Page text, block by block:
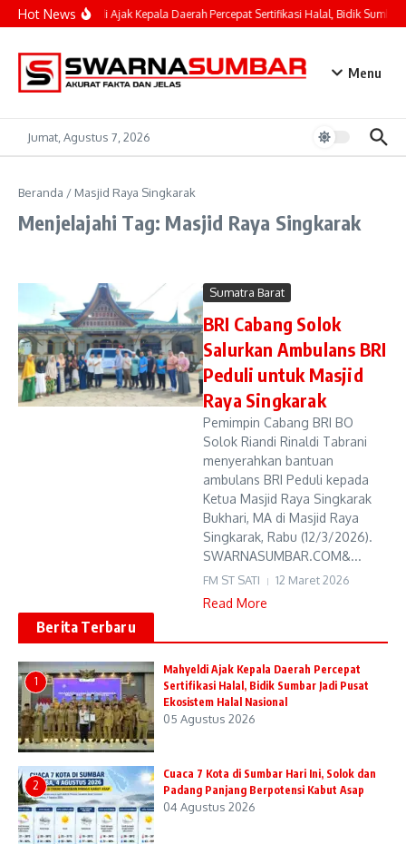
Lewati ke konten
Hot NewsMahyeldi Ajak Kepala Daerah Percepat Sertifikasi Halal, Bidik Sumbar
Menu
Jumat, Agustus 7, 2026
Beranda / Masjid Raya Singkarak
Menjelajahi Tag: Masjid Raya Singkarak
Sumatra Barat
BRI Cabang Solok
Salurkan Ambulans BRI
Peduli untuk Masjid
Raya Singkarak
Pemimpin Cabang BRI BO
Solok Riandi Rinaldi Tabrani
menyerahkan bantuan
ambulans BRI Peduli kepada
Ketua Masjid Raya Singkarak
Bukhari, MA di Masjid Raya
Singkarak, Rabu (12/3/2026).
SWARNASUMBAR.COM&...
FM ST SATI 12 Maret 2026
Read More
Berita Terbaru
1
Mahyeldi Ajak Kepala Daerah Percepat
Sertifikasi Halal, Bidik Sumbar Jadi Pusat
Ekosistem Halal Nasional
05 Agustus 2026
2
Cuaca 7 Kota di Sumbar Hari Ini, Solok dan
Padang Panjang Berpotensi Kabut Asap
04 Agustus 2026